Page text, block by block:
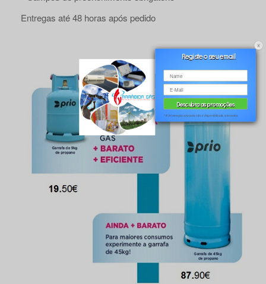
Entregas até 48 horas após pedido
Registe o seu email
* A informação colocada não é disponibilizada a terceiros.